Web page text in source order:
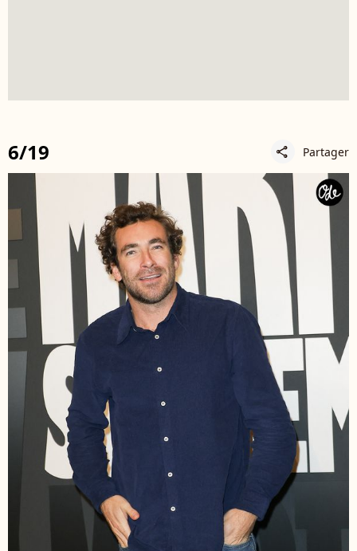
6/19 share Partager